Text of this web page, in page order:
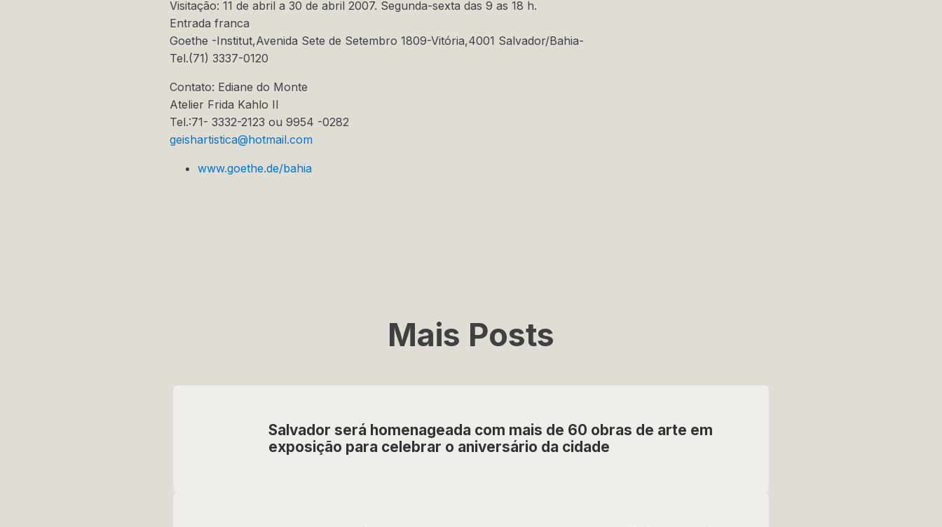
Visitação: 11 de abril a 30 de abril 2007. Segunda-sexta das 9 as 18 h.
Entrada franca
Goethe -Institut,Avenida Sete de Setembro 1809-Vitória,4001 Salvador/Bahia-
Tel.(71) 3337-0120
Contato: Ediane do Monte
Atelier Frida Kahlo II
Tel.:71- 3332-2123 ou 9954 -0282
geishartistica@hotmail.com
www.goethe.de/bahia
Mais Posts
Salvador será homenageada com mais de 60 obras de arte em
exposição para celebrar o aniversário da cidade